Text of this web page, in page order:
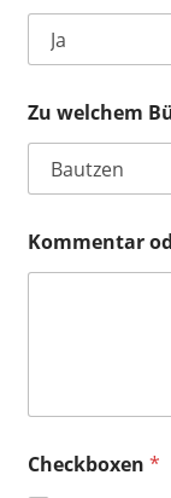
Zu welchem
Kommentar
Checkboxen*